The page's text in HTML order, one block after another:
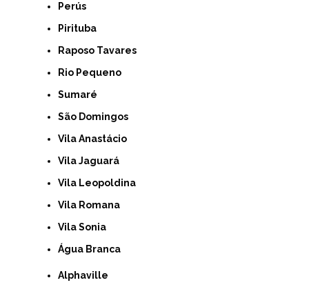
Perús
Pirituba
Raposo Tavares
Rio Pequeno
Sumaré
São Domingos
Vila Anastácio
Vila Jaguará
Vila Leopoldina
Vila Romana
Vila Sonia
Água Branca
Alphaville